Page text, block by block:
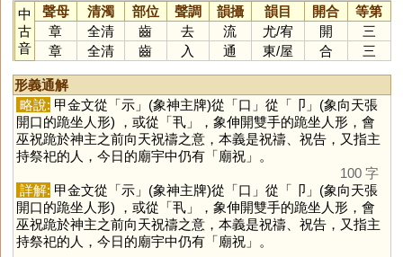
中
古
音
聲母 清濁 部位 聲調 韻攝 韻目 開合
等第
章
全清 齒 去 流 尤/宥 開
三
章
全清 齒 入 通 東/屋 合 三
形義通解
略說: 甲金文從「示」(象神主牌)從「口 」從「 卩 」(象向天張
開口的跪坐人形) ，或從「丮」，象伸開雙手的跪坐人形，會
巫祝跪於神主之前向天祝禱之意，本義是祝禱、祝告，又指主
持祭祀的人，今日的廟宇中仍有「廟祝」。
100 字
詳解: 甲金文從「示」(象神主牌)從「口 」從「 卩 」(象向天張
開口的跪坐人形) ，或從「丮」，象伸開雙手的跪坐人形，會
巫祝跪於神主之前向天祝禱之意，本義是祝禱、祝告，又指主
持祭祀的人，今日的廟宇中仍有「廟祝」。